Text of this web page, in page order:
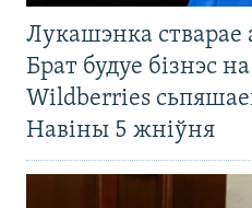
Лукашэнка стварае
Брат будуе бізнэс
Wildberries
Навіны 5 жніўня